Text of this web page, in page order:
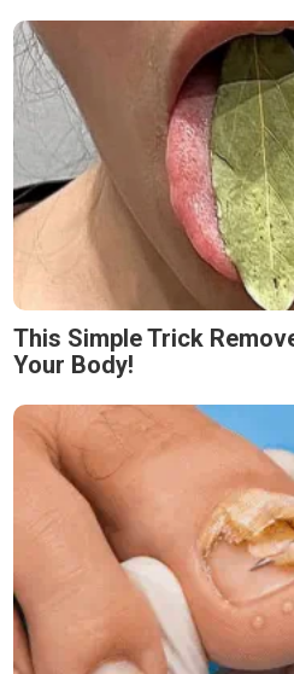
This Simple Trick
Your Body!